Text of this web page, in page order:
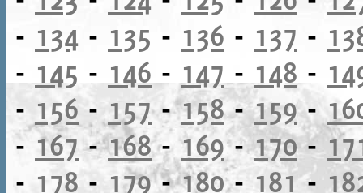
- 134 - 135 - 136 - 137 -
- 145 - 146 - 147 - 148 -
- 156 - 157-158-159-
- 167-168-169-170-
- 178 - 179-180- 181-